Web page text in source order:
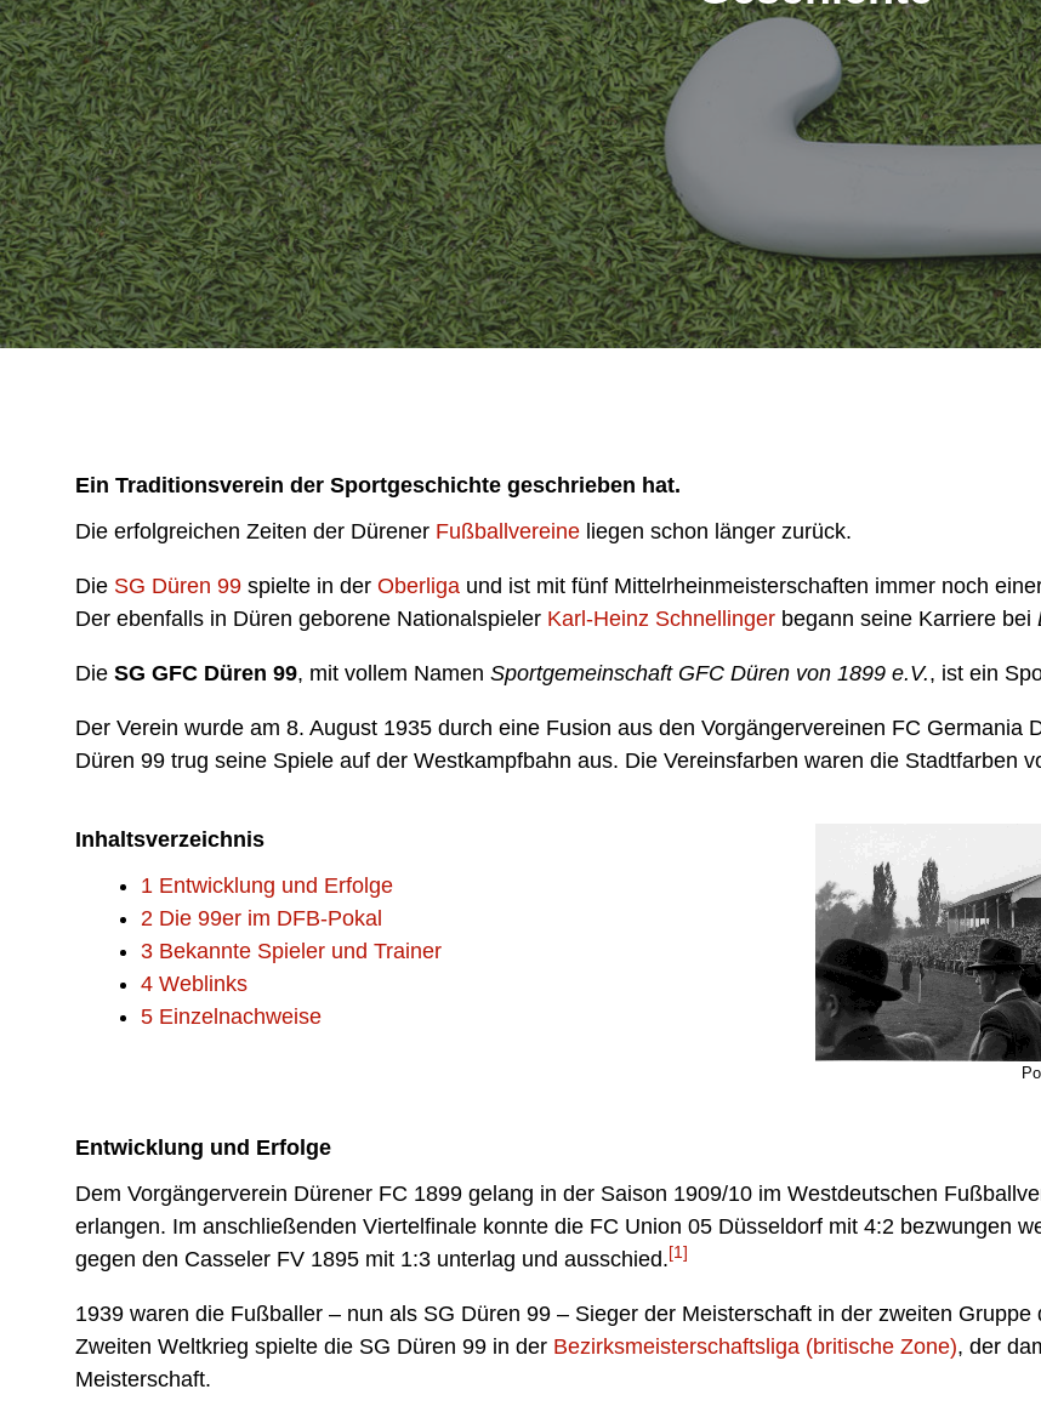
Ein Traditionsverein der Sportgeschichte geschrieben hat.
Die erfolgreichen Zeiten der Dürener Fußballvereine liegen schon länger zurück.
Die SG Düren 99 spielte in der Oberliga und ist mit fünf Mittelrheinmeisterschaften immer noch
Der ebenfalls in Düren geborene Nationalspieler Karl-Heinz Schnellinger begann seine Karriere bei
Die SG GFC Düren 99, mit vollem Namen Sportgemeinschaft GFC Düren von 1899 e.V., ist ein
Der Verein wurde am 8. August 1935 durch eine Fusion aus den Vorgängervereinen FC Germania
Düren 99 trug seine Spiele auf der Westkampfbahn aus. Die Vereinsfarben waren die Stadtfarben
Inhaltsverzeichnis
1 Entwicklung und Erfolge
2 Die 99er im DFB-Pokal
3 Bekannte Spieler und Trainer
4 Weblinks
5 Einzelnachweise
Entwicklung und Erfolge
Dem Vorgängerverein Dürener FC 1899 gelang in der Saison 1909/10 im Westdeutschen
erlangen. Im anschließenden Viertelfinale konnte die FC Union 05 Düsseldorf mit 4:2 bezwungen
gegen den Casseler FV 1895 mit 1:3 unterlag und ausschied.[1]
1939 waren die Fußballer – nun als SG Düren 99 – Sieger der Meisterschaft in der zweiten
Zweiten Weltkrieg spielte die SG Düren 99 in der Bezirksmeisterschaftsliga (britische Zone), der
Meisterschaft.